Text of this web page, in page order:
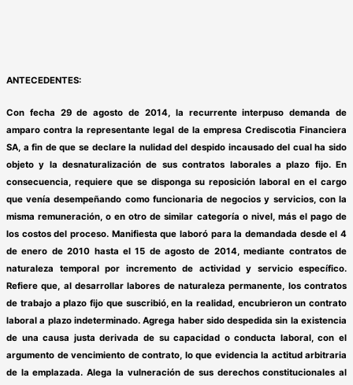
ANTECEDENTES:
Con fecha 29 de agosto de 2014, la recurrente interpuso demanda de
amparo contra la representante legal de la empresa Crediscotia Financiera
SA, a fin de que se declare la nulidad del despido incausado del cual ha sido
objeto y la desnaturalización de sus contratos laborales a plazo fijo. En
consecuencia, requiere que se disponga su reposición laboral en el cargo
que venía desempeñando como funcionaria de negocios y servicios, con la
misma remuneración, o en otro de similar categoría o nivel, más el pago de
los costos del proceso. Manifiesta que laboró para la demandada desde el 4
de enero de 2010 hasta el 15 de agosto de 2014, mediante contratos de
naturaleza temporal por incremento de actividad y servicio específico.
Refiere que, al desarrollar labores de naturaleza permanente, los contratos
de trabajo a plazo fijo que suscribió, en la realidad, encubrieron un contrato
laboral a plazo indeterminado. Agrega haber sido despedida sin la existencia
de una causa justa derivada de su capacidad o conducta laboral, con el
argumento de vencimiento de contrato, lo que evidencia la actitud arbitraria
de la emplazada. Alega la vulneración de sus derechos constitucionales al